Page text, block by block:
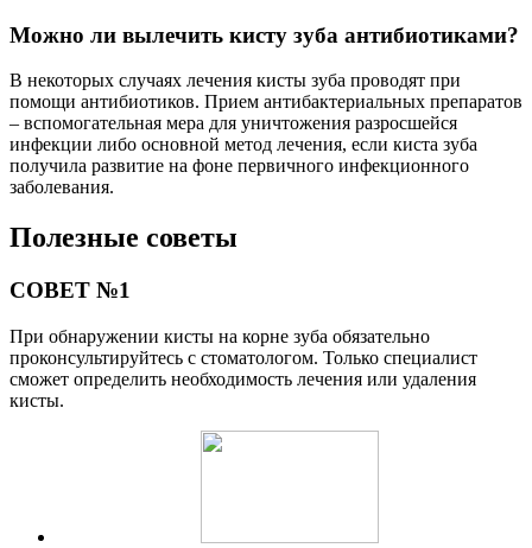
Можно ли вылечить кисту зуба антибиотиками?
В некоторых случаях лечения кисты зуба проводят при
помощи антибиотиков. Прием антибактериальных препаратов
– вспомогательная мера для уничтожения разросшейся
инфекции либо основной метод лечения, если киста зуба
получила развитие на фоне первичного инфекционного
заболевания.
Полезные советы
СОВЕТ №1
При обнаружении кисты на корне зуба обязательно
проконсультируйтесь с стоматологом. Только специалист
сможет определить необходимость лечения или удаления
кисты.